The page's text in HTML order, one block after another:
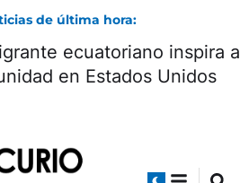
de última hora:
con la firma de